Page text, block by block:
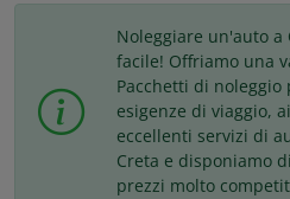
Noleggiare un'auto a
facile! Offriamo una
Pacchetti di
esigenze di viaggio,
eccellenti servizi di
Creta e disponiamo
prezzi molto